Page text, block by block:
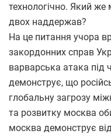
технологічно. Який же
двох наддержав?
На це питання учора
закордонних справ
варварська атака під
демонструє, що
глобальну загрозу
та розвитку москва
москва демонструє